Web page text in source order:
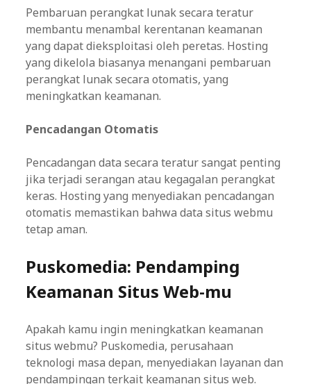
Pembaruan perangkat lunak secara teratur
membantu menambal kerentanan keamanan
yang dapat dieksploitasi oleh peretas. Hosting
yang dikelola biasanya menangani pembaruan
perangkat lunak secara otomatis, yang
meningkatkan keamanan.
Pencadangan Otomatis
Pencadangan data secara teratur sangat penting
jika terjadi serangan atau kegagalan perangkat
keras. Hosting yang menyediakan pencadangan
otomatis memastikan bahwa data situs webmu
tetap aman.
Puskomedia: Pendamping
Keamanan Situs Web-mu
Apakah kamu ingin meningkatkan keamanan
situs webmu? Puskomedia, perusahaan
teknologi masa depan, menyediakan layanan dan
pendampingan terkait keamanan situs web.